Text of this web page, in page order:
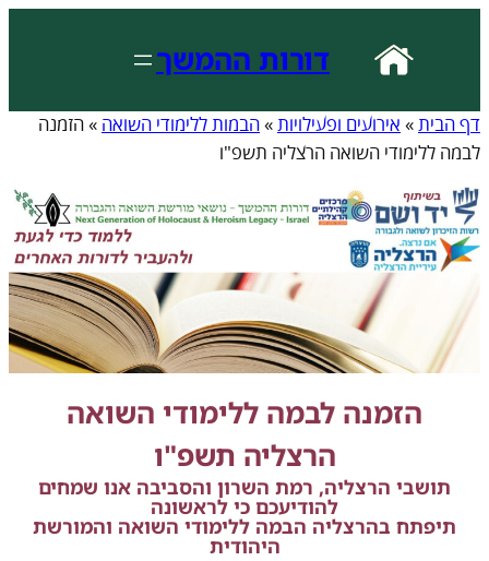
דורות ההמשך
דף הבית» אירועים ופעילויות»הבמות ללימודי השואה »הזמנה
לבמה ללימודי השואה הרצליה תשפ"ו
הזמנה לבמה ללימודי השואה
הרצליה תשפ"ו
תושבי הרצליה, רמת השרון והסביבה אנו שמחים
להודיעכם כי לראשונה
תיפתח בהרצליה הבמה ללימודי השואה והמורשת
היהודית